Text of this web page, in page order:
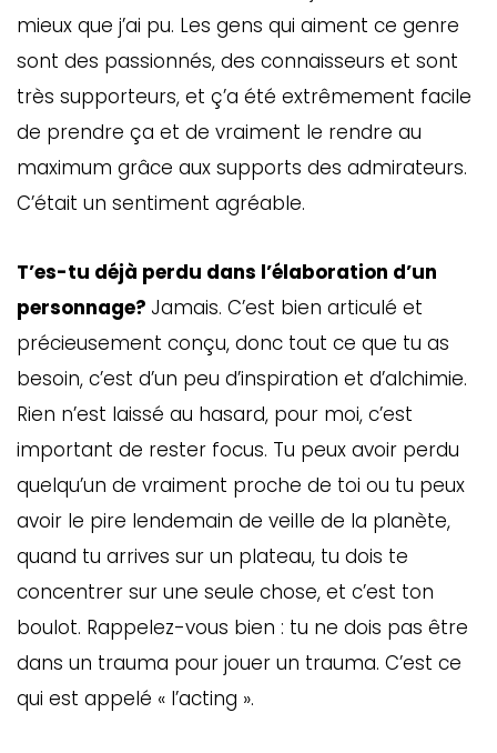
mieux que j’ai pu. Les gens qui aiment ce genre
sont des passionnés, des connaisseurs et sont
très supporteurs, et ç’a été extrêmement facile
de prendre ça et de vraiment le rendre au
maximum grâce aux supports des admirateurs.
C’était un sentiment agréable.
T’es-tu déjà perdu dans l’élaboration d’un
personnage? Jamais. C’est bien articulé et
précieusement conçu, donc tout ce que tu as
besoin, c’est d’un peu d’inspiration et d’alchimie.
Rien n’est laissé au hasard, pour moi, c’est
important de rester focus. Tu peux avoir perdu
quelqu’un de vraiment proche de toi ou tu peux
avoir le pire lendemain de veille de la planète,
quand tu arrives sur un plateau, tu dois te
concentrer sur une seule chose, et c’est ton
boulot. Rappelez-vous bien : tu ne dois pas être
dans un trauma pour jouer un trauma. C’est ce
qui est appelé « l’acting ».